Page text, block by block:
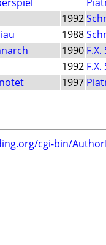
1992
1988
1990
1992
1997
cgi-bin/